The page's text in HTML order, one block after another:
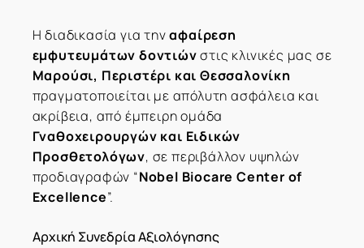
Η διαδικασία για τηναφαίρεση
εμφυτευμάτων δοντιώνστις κλινικές μας σε
Μαρούσι, Περιστέρι και Θεσσαλονίκη
πραγματοποιείται με απόλυτη ασφάλεια και
ακρίβεια, από έμπειρη ομάδα
Γναθοχειρουργών και Ειδικών
Προσθετολόγων, σε περιβάλλον υψηλών
προδιαγραφών “Nobel Biocare Center of
Excellence”.
Αρχική Συνεδρία Αξιολόγησης